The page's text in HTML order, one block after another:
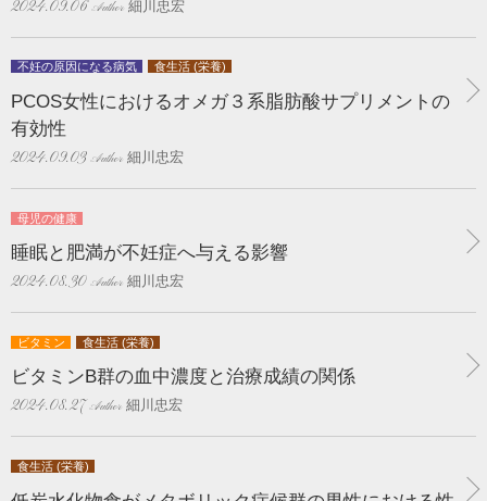
2024.09.06 細川忠宏
不妊の原因になる病気 食生活 (栄養)
PCOS女性におけるオメガ３系脂肪酸サプリメントの
有効性
2024.09.03 細川忠宏
母児の健康
睡眠と肥満が不妊症へ与える影響
2024.08.30 細川忠宏
ビタミン 食生活 (栄養)
ビタミンB群の血中濃度と治療成績の関係
2024.08.27 細川忠宏
食生活 (栄養)